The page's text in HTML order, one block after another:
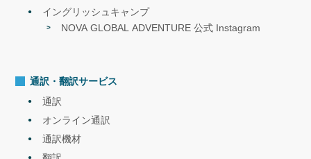
イングリッシュキャンプ
NOVA GLOBAL ADVENTURE 公式 Instagram
通訳・翻訳サービス
通訳
オンライン通訳
通訳機材